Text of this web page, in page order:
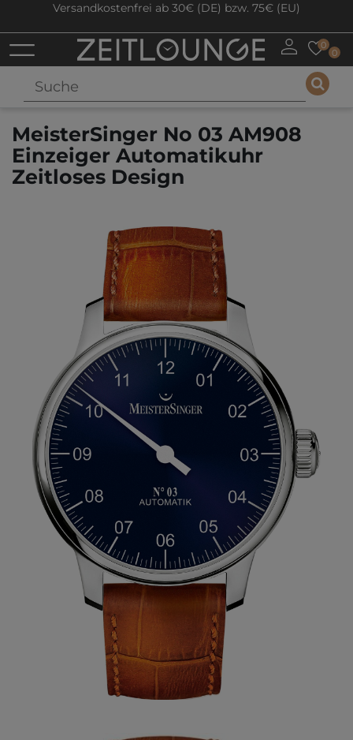
Versandkostenfrei ab 30€ (DE) bzw. 75€ (EU)
0
0
MeisterSinger No 03 AM908
Einzeiger Automatikuhr
Zeitloses Design